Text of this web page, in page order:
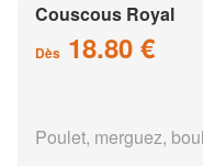
Couscous Royal
Dès 18.80 €
Poulet, merguez,